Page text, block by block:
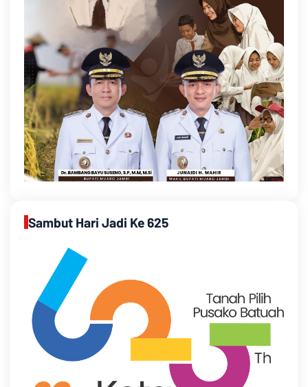
Sambut Hari Jadi Ke 625